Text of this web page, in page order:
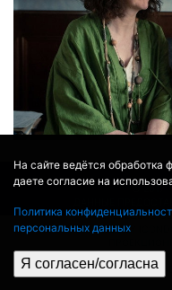
На сайте ведётся обработка
даете согласие на
Политика
персональных данных
Я согласен/согласна
© 2017
ДАННЫЕ
ПЕРЕВЕДЕНО
THEATER BY
ПОЛИТИКА
СОГЛАСИЕ НА